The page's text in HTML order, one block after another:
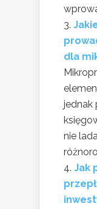
dla
jednak
nie
Jak